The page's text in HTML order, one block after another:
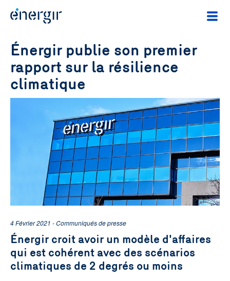
Énergir publie son premier
rapport sur la résilience
climatique
4 Février 2021 - Communiqués de presse
Énergir croit avoir un modèle d'affaires
qui est cohérent avec des scénarios
climatiques de 2 degrés ou moins